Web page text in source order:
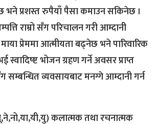
भने प्रशस्त रुपैयाँ पैसा कमाउन सकिनेछ ।
राम्रो सँग परिचालन गरी आम्दानी
प्रेममा आत्मीयता बढ्नेछ भने पारिवारिक
भोजन ग्रहण गर्ने अवसर प्राप्त
व्यवसायबाट मनग्गे आम्दानी गर्न
कलात्मक तथा रचनात्मक